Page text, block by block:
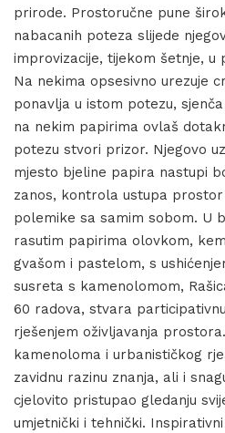
prirode. Prostoručne pune
nabacanih poteza slijede
improvizacije, tijekom šetnje, u
Na nekima opsesivno urezuje
ponavlja u istom potezu,
na nekim papirima ovlaš
potezu stvori prizor. Njegovo
mjesto bjeline papira nastupi
zanos, kontrola ustupa
polemike sa samim sobom. U
rasutim papirima olovkom,
gvašom i pastelom, s
susreta s kamenolomom,
60 radova, stvara
rješenjem oživljavanja
kamenoloma i urbanističkog
zavidnu razinu znanja, ali i
cjelovito pristupao gledanju
umjetnički i tehnički.